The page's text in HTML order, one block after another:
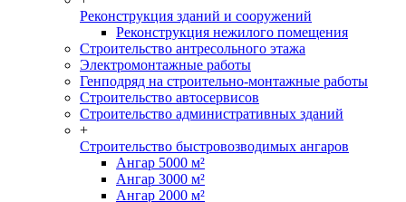
Реконструкция зданий и сооружений
Реконструкция нежилого помещения
Строительство антресольного этажа
Электромонтажные работы
Генподряд на строительно-монтажные работы
Строительство автосервисов
Строительство административных зданий
+
Строительство быстровозводимых ангаров
Ангар 5000 м²
Ангар 3000 м²
Ангар 2000 м²